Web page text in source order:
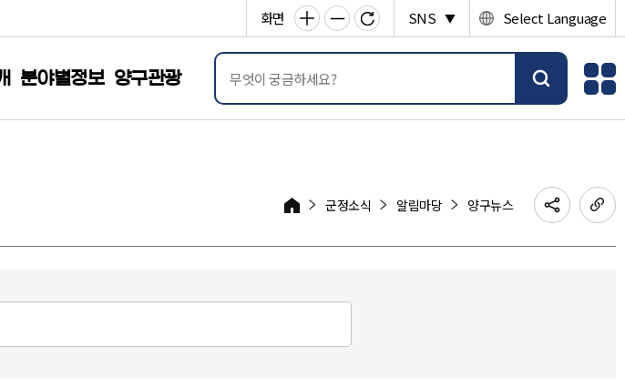
화면 SNS ▼ Select Language
분야별정보 양구관광
군정소식 알림마당 양구뉴스